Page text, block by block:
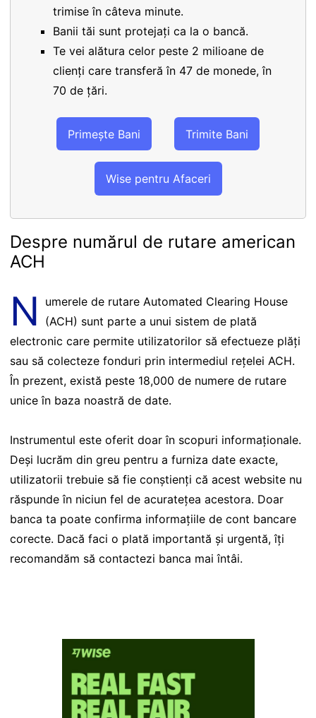
trimise în câteva minute.
Banii tăi sunt protejați ca la o bancă.
Te vei alătura celor peste 2 milioane de
clienți care transferă în 47 de monede, în
70 de țări.
Primește Bani Trimite Bani
Wise pentru Afaceri
Despre numărul de rutare american
ACH
N
umerele de rutare Automated Clearing House
(ACH) sunt parte a unui sistem de plată
electronic care permite utilizatorilor să efectueze plăți
sau să colecteze fonduri prin intermediul rețelei ACH.
În prezent, există peste 18,000 de numere de rutare
unice în baza noastră de date.
Instrumentul este oferit doar în scopuri informaționale.
Deși lucrăm din greu pentru a furniza date exacte,
utilizatorii trebuie să fie conștienți că acest website nu
răspunde în niciun fel de acuratețea acestora. Doar
banca ta poate confirma informațiile de cont bancare
corecte. Dacă faci o plată importantă și urgentă, îți
recomandăm să contactezi banca mai întâi.